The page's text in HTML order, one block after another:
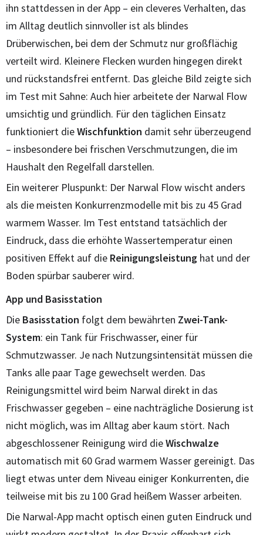
ihn stattdessen in der App – ein cleveres Verhalten, das
im Alltag deutlich sinnvoller ist als blindes
Drüberwischen, bei dem der Schmutz nur großflächig
verteilt wird. Kleinere Flecken wurden hingegen direkt
und rückstandsfrei entfernt. Das gleiche Bild zeigte sich
im Test mit Sahne: Auch hier arbeitete der Narwal Flow
umsichtig und gründlich. Für den täglichen Einsatz
funktioniert dieWischfunktion damit sehr überzeugend
– insbesondere bei frischen Verschmutzungen, die im
Haushalt den Regelfall darstellen.
Ein weiterer Pluspunkt: Der Narwal Flow wischt anders
als die meisten Konkurrenzmodelle mit bis zu 45 Grad
warmem Wasser. Im Test entstand tatsächlich der
Eindruck, dass die erhöhte Wassertemperatur einen
positiven Effekt auf die Reinigungsleistung hat und der
Boden spürbar sauberer wird.
App und Basisstation
Die Basisstation folgt dem bewährten Zwei-Tank-
System: ein Tank für Frischwasser, einer für
Schmutzwasser. Je nach Nutzungsintensität müssen die
Tanks alle paar Tage gewechselt werden. Das
Reinigungsmittel wird beim Narwal direkt in das
Frischwasser gegeben – eine nachträgliche Dosierung ist
nicht möglich, was im Alltag aber kaum stört. Nach
abgeschlossener Reinigung wird dieWischwalze
automatisch mit 60 Grad warmem Wasser gereinigt. Das
liegt etwas unter dem Niveau einiger Konkurrenten, die
teilweise mit bis zu 100 Grad heißem Wasser arbeiten.
Die Narwal-App macht optisch einen guten Eindruck und